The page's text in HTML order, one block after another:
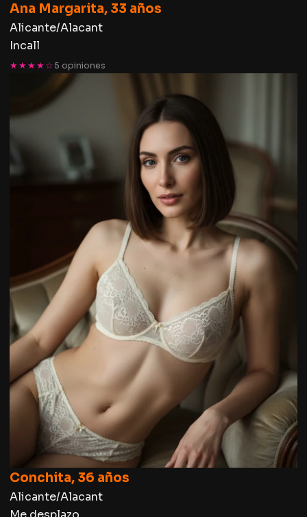
Ana Margarita, 33 años
Alicante/Alacant
Incall
★★★★☆5 opiniones
Conchita, 36 años
Alicante/Alacant